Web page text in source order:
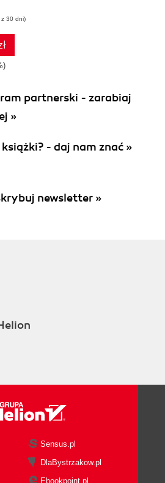
z 30 dni)
partnerski - zarabiaj
»
- daj nam znać »
newsletter »
Sensus.pl
DlaBystrzakow.pl
Ebookpoint.pl